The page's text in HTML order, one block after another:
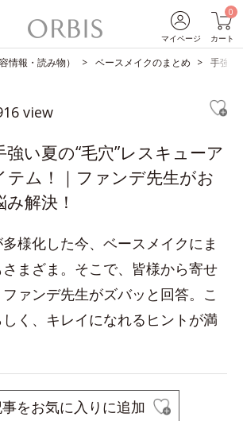
マイページ
0
カート
情報・読み物） ベースメイクのまとめ 手強い
view
強い夏の“毛穴”レスキューア
テム！｜ファンデ先生がお
み解決！
様化した今、ベースメイクにま
まざま。そこで、皆様から寄せ
ァンデ先生がズバッと回答。こ
く、キレイになれるヒントが満
をお気に入りに追加